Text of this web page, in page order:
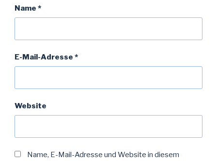
Name *
E-Mail-Adresse *
Website
Name, E-Mail-Adresse und Website in diesem